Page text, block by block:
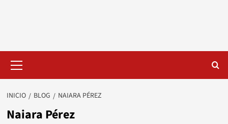
principal
INICIO BLOG NAIARA PÉREZ
Naiara Pérez